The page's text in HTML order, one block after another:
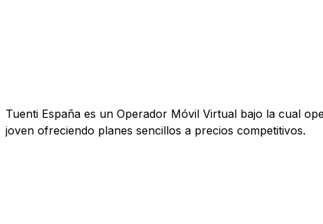
Tuenti España es un Operador Móvil Virtual bajo la cual
joven ofreciendo planes sencillos a precios competitivos.